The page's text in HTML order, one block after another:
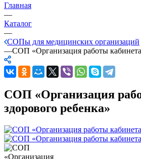
Главная
—
Каталог
—
СОПы для медицинских организаций
—СОП «Организация работы кабинета
СОП «Организация
здорового ребенка»